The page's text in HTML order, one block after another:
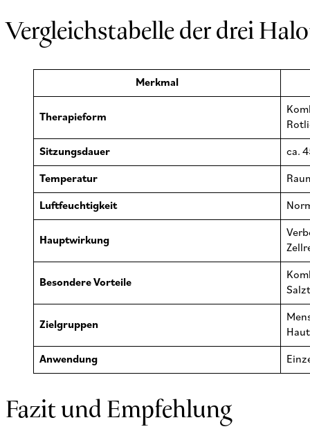
Vergleichstabelle der drei
Merkmal
Therapieform
Sitzungsdauer ca.
Temperatur
Luftfeuchtigkeit
Hauptwirkung
Besondere Vorteile
Zielgruppen
Anwendung
Fazit und Empfehlung